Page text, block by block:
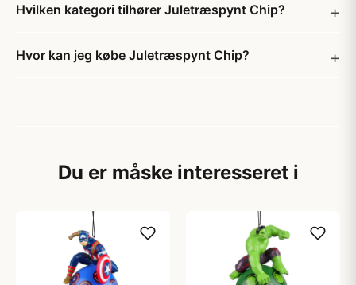
Hvilken kategori tilhører Juletræspynt Chip?
Hvor kan jeg købe Juletræspynt Chip?
Du er måske interesseret i